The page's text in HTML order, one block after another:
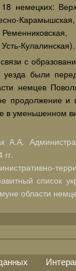
немецких:
Кулалинская).
с
уезда были
немцев
продолжение и
в уменьшенном
А.А.
гг.
список
области